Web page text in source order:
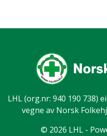
LHL(org.nr: 940 190 738)
vegne av Norsk
© 2026 LHL -